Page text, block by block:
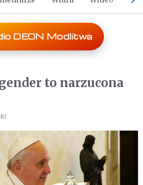
DEON Modlitwa
to narzucona